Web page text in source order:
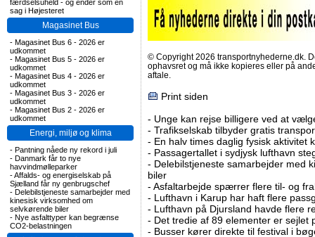
færdselsuheld - og ender som en
sag i Højesteret
Magasinet Bus
- Magasinet Bus 6 - 2026 er
udkommet
- Magasinet Bus 5 - 2026 er
udkommet
- Magasinet Bus 4 - 2026 er
udkommet
- Magasinet Bus 3 - 2026 er
udkommet
- Magasinet Bus 2 - 2026 er
udkommet
Energi, miljø og klima
- Pantning nåede ny rekord i juli
- Danmark får to nye
havvindmølleparker
-Affalds- og energiselskab på
Sjælland får ny genbrugschef
- Delebilstjeneste samarbejder med
kinesisk virksomhed om
selvkørende biler
- Nye asfalttyper kan begrænse
CO2-belastningen
© Copyright 2026 transportnyhederne.dk.
ophavsret og må ikke kopieres eller på
aftale.
Print siden
- Unge kan rejse billigere ved at
- Trafikselskab tilbyder gratis
- En halv times daglig fysisk aktivitet
- Passagertallet i sydjysk lufthavn
- Delebilstjeneste samarbejder med
biler
- Asfaltarbejde spærrer flere til- og
- Lufthavn i Karup har haft flere
- Lufthavn på Djursland havde flere
- Det tredie af 89 elementer er sejlet
- Busser kører direkte til festival i